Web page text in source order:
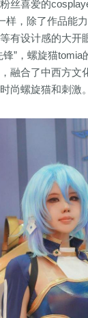
丝喜爱的
样，除了作品能
有设计感的大开
锋”，螺旋猫tomia
融合了中西方文
尚螺旋猫和刺激。